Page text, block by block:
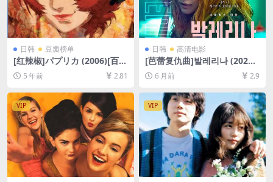
日韩 豆瓣榜单
[红辣椒]パプリカ (2006)[百度
网盘+迅雷云盘资源1080P超
清未删减][MP4/5.2GB][日语
中字]
5 年前 2.81
日韩 高清电影
[芭蕾复仇曲]발레리나 (2023)
[百度网盘+夸克网盘1080P超
清未删减资源][网盘在线播放/
下载][MP4/5GB][中文字幕]
6 月前 2.9
VIP VIP